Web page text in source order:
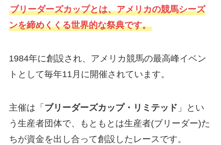
ブリーダーズカップとは、アメリカの競馬シーズ
ンを締めくくる世界的な祭典です。
1984年に創設され、アメリカ競馬の最高峰イベン
トとして毎年11月に開催されています。
主催は「 ブリーダーズカップ・リミテッド 」とい
う生産者団体で、もともとは生産者(ブリーダー)た
ちが資金を出し合って創設したレースです。